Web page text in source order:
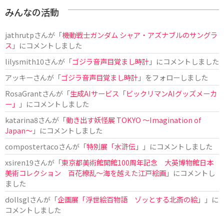
みんなの活動
jathrutpさんが「機動戦士ガンダム シャア・アズナブルのサングラ
ス 」にコメントしました
lilysmith10さんが「ゴジラ音声目覚まし時計」にコメントしました
アッキーさんが「ゴジラ音声目覚まし時計」をフォローしました
RosaGrantさんが「生成AIサービス「ビックリマンAIグッズメーカ
ー」
」にコメントしました
katarina8さんが「動き出す妖怪展 TOKYO 〜Imagination of
Japan〜」にコメントしました
compostertacoさんが「特別展「水滸伝」
」にコメントしました
xsiren19さんが「東京都美術館開館100周年記念 大英博物館日本
美術コレクション 百花繚乱～海を越えた江戸絵画」にコメントし
ました
dollsglさんが「企画展「浮世絵百物語 ゾッとする北斎の絵」
」に
コメントしました